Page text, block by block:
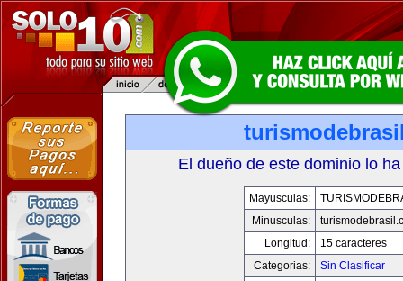
El dueño de este dominio lo
Mayusculas:
Minusculas:
Longitud:
15 caracteres
Categorias:
Sin Clasificar